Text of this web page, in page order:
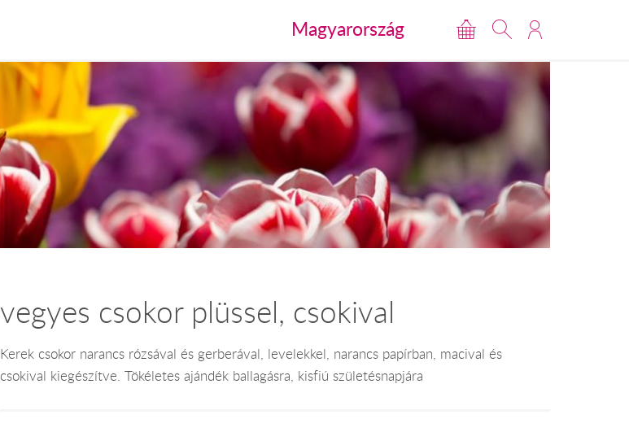
Magyarország
vegyes csokor plüssel, csokival
Kerek csokor narancs rózsával és gerberával, levelekkel, narancs papírban, macival és
csokival kiegészítve. Tökéletes ajándék ballagásra, kisfiú születésnapjára